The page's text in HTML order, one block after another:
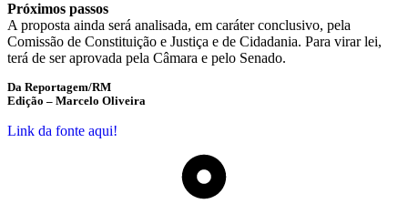
Próximos passos
A proposta ainda será analisada, em caráter conclusivo, pela
Comissão de Constituição e Justiça e de Cidadania. Para virar lei,
terá de ser aprovada pela Câmara e pelo Senado.
Da Reportagem/RM
Edição – Marcelo Oliveira
Link da fonte aqui!